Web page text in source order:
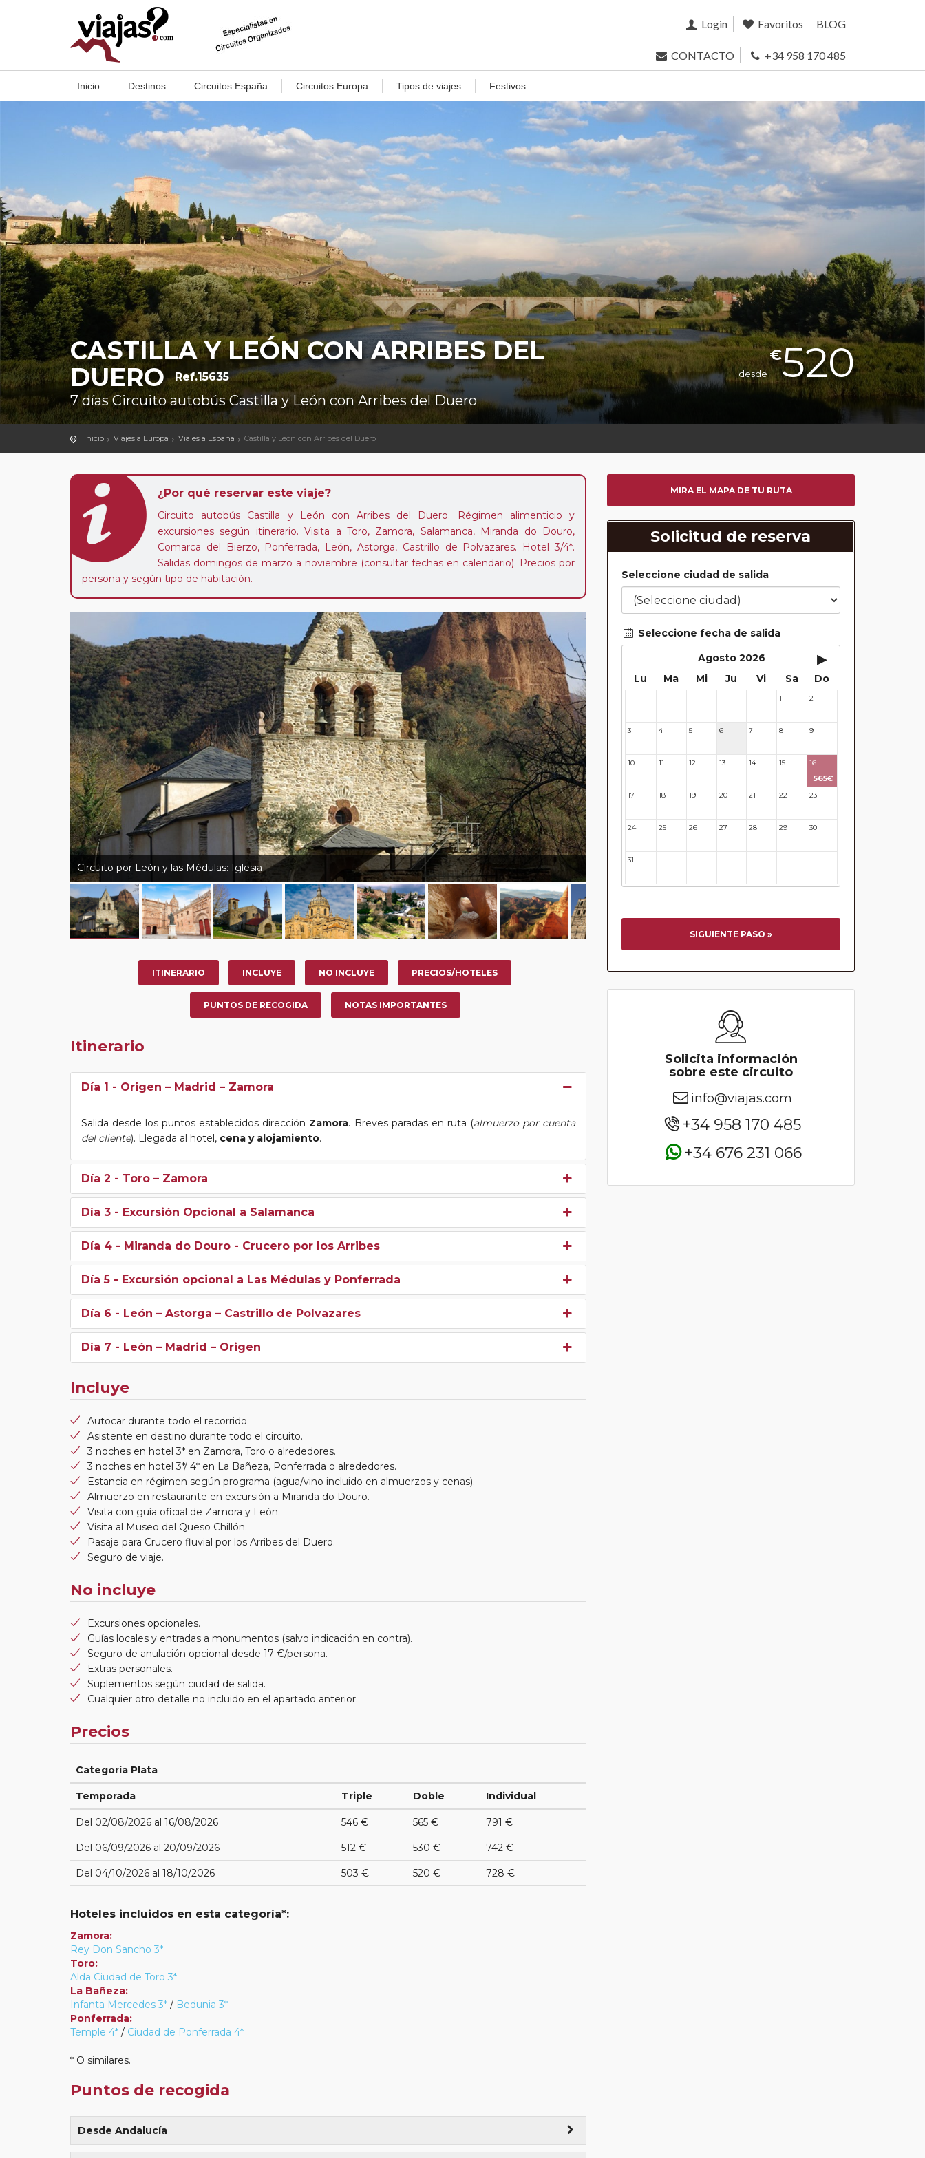
Login Favoritos BLOG
CONTACTO +34 958 170 485
Inicio Destinos Circuitos España Circuitos Europa Tipos de viajes Festivos
CASTILLA Y LEÓN CON ARRIBES DEL
DUERO Ref.15635
7 días Circuito autobús Castilla y León con Arribes del Duero
desde
€520
Inicio Viajes a Europa Viajes a España Castilla y León con Arribes del Duero
¿Por qué reservar este viaje?
Circuito autobús Castilla y León con Arribes del Duero. Régimen alimenticio y
excursiones según itinerario. Visita a Toro, Zamora, Salamanca, Miranda do Douro,
Comarca del Bierzo, Ponferrada, León, Astorga, Castrillo de Polvazares. Hotel 3/4*.
Salidas domingos de marzo a noviembre (consultar fechas en calendario). Precios por
persona y según tipo de habitación.
Circuito por León y las Médulas: Iglesia
ITINERARIO INCLUYE NO INCLUYE PRECIOS/HOTELES
PUNTOS DE RECOGIDA NOTAS IMPORTANTES
Itinerario
Día 1 - Origen – Madrid – Zamora
Salida desde los puntos establecidos dirección Zamora. Breves paradas en ruta (almuerzo por cuenta
del cliente). Llegada al hotel, cena y alojamiento.
Día 2 - Toro – Zamora
Día 3 - Excursión Opcional a Salamanca
Día 4 - Miranda do Douro - Crucero por los Arribes
Día 5 - Excursión opcional a Las Médulas y Ponferrada
Día 6 - León – Astorga – Castrillo de Polvazares
Día 7 - León – Madrid – Origen
Incluye
Autocar durante todo el recorrido.
Asistente en destino durante todo el circuito.
3 noches en hotel 3* en Zamora, Toro o alrededores.
3 noches en hotel 3*/ 4* en La Bañeza, Ponferrada o alrededores.
Estancia en régimen según programa (agua/vino incluido en almuerzos y cenas).
Almuerzo en restaurante en excursión a Miranda do Douro.
Visita con guía oficial de Zamora y León.
Visita al Museo del Queso Chillón.
Pasaje para Crucero fluvial por los Arribes del Duero.
Seguro de viaje.
No incluye
Excursiones opcionales.
Guías locales y entradas a monumentos (salvo indicación en contra).
Seguro de anulación opcional desde 17 €/persona.
Extras personales.
Suplementos según ciudad de salida.
Cualquier otro detalle no incluido en el apartado anterior.
Precios
Categoría Plata
Temporada Triple Doble Individual
Del 02/08/2026 al 16/08/2026 546 € 565 € 791 €
Del 06/09/2026 al 20/09/2026 512 € 530 € 742 €
Del 04/10/2026 al 18/10/2026 503 € 520 € 728 €
Hoteles incluidos en esta categoría*:
Zamora:
Rey Don Sancho 3*
Toro:
Alda Ciudad de Toro 3*
La Bañeza:
Infanta Mercedes 3* / Bedunia 3*
Ponferrada:
Temple 4* / Ciudad de Ponferrada 4*
* O similares.
Puntos de recogida
Desde Andalucía
MIRA EL MAPA DE TU RUTA
Solicitud de reserva
Seleccione ciudad de salida
Seleccione fecha de salida
Agosto 2026
▸
Lu Ma Mi Ju Vi Sa Do
1 2
3 4 5 6 7 8 9
10 11 12 13 14 15 16
565€
17 18 19 20 21 22 23
24 25 26 27 28 29 30
31
SIGUIENTE PASO »
Solicita información
sobre este circuito
info@viajas.com
+34 958 170 485
+34 676 231 066